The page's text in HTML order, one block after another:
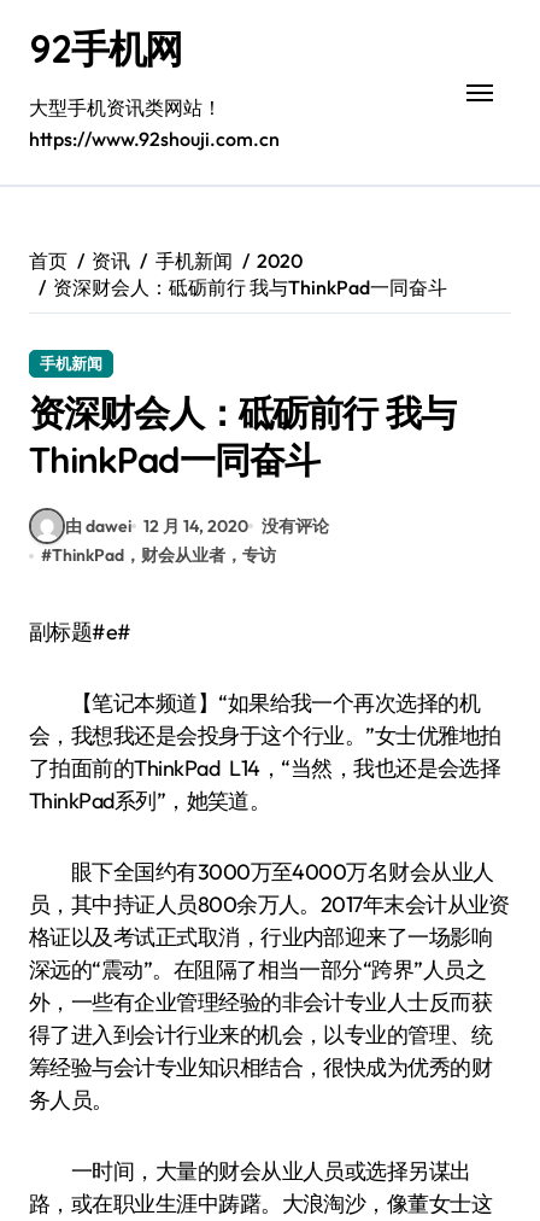
92手机网
大型手机资讯类网站！
https://www.92shouji.com.cn
首页 资讯 手机新闻
2020
资深财会人：砥砺前行 我与ThinkPad一同奋斗
手机新闻
资深财会人：砥砺前行 我与
ThinkPad一同奋斗
由 dawei 12 月 14, 2020 没有评论
#ThinkPad，财会从业者，专访
副标题#e#
【笔记本频道】“如果给我一个再次选择的机
会，我想我还是会投身于这个行业。”女士优雅地拍
了拍面前的ThinkPad L14，“当然，我也还是会选择
ThinkPad系列”，她笑道。
眼下全国约有3000万至4000万名财会从业人
员，其中持证人员800余万人。2017年末会计从业资
格证以及考试正式取消，行业内部迎来了一场影响
深远的“震动”。在阻隔了相当一部分“跨界”人员之
外，一些有企业管理经验的非会计专业人士反而获
得了进入到会计行业来的机会，以专业的管理、统
筹经验与会计专业知识相结合，很快成为优秀的财
务人员。
一时间，大量的财会从业人员或选择另谋出
路，或在职业生涯中踌躇。大浪淘沙，像董女士这